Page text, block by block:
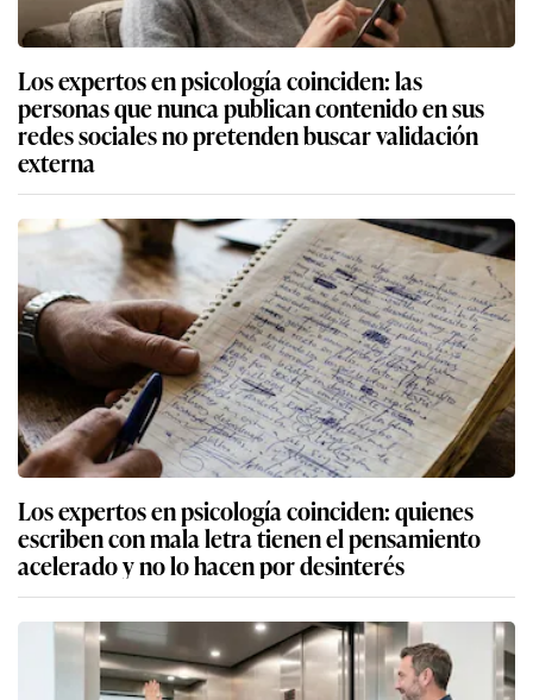
Los expertos en psicología coinciden: las
personas que nunca publican contenido en sus
redes sociales no pretenden buscar validación
externa
Los expertos en psicología coinciden: quienes
escriben con mala letra tienen el pensamiento
acelerado y no lo hacen por desinterés